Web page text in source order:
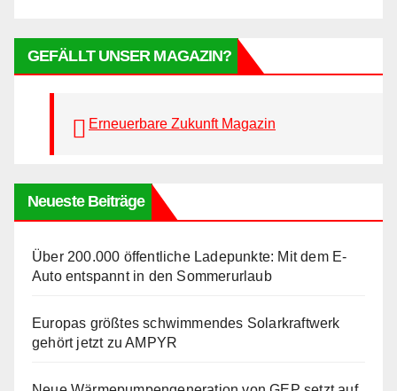
GEFÄLLT UNSER MAGAZIN?
Erneuerbare Zukunft Magazin
Neueste Beiträge
Über 200.000 öffentliche Ladepunkte: Mit dem E-
Auto entspannt in den Sommerurlaub
Europas größtes schwimmendes Solarkraftwerk
gehört jetzt zu AMPYR